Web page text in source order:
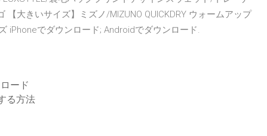
大きいサイズ】ミズノ/MIZUNO QUICKDRY ウォームアップ
iPhoneでダウンロード; Androidでダウンロード.
ード
る方法